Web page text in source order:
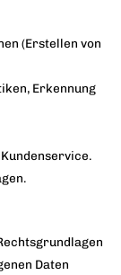
(Erstellen von
Erkennung
Daten